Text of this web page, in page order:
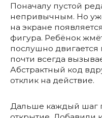
Поначалу пустой
непривычным. Но
на экране
фигура. Ребёнок
послушно двигается
почти всегда
Абстрактный код
отклик на действие.
Дальше каждый шаг